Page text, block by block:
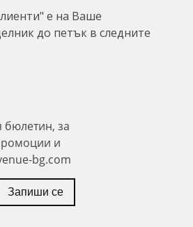
е на Ваше
до петък в следните